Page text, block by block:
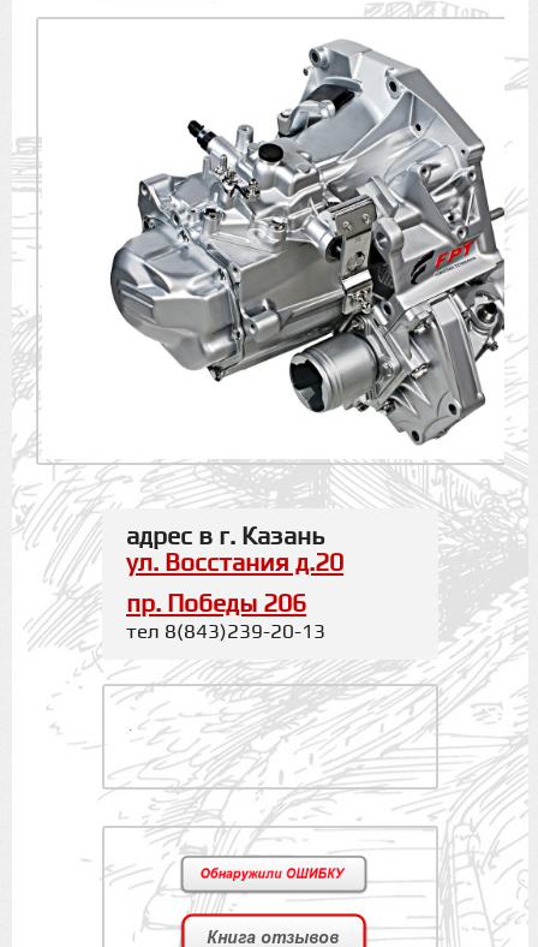
адрес в г. Казань
ул. Восстания д.20
пр. Победы 206
тел 8(843)239-20-13
.